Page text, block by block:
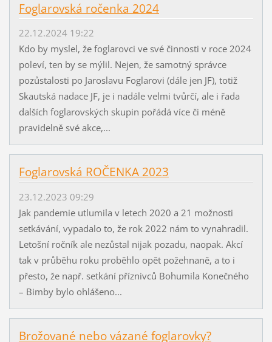
Foglarovská ročenka 2024
22.12.2024 19:22
Kdo by myslel, že foglarovci ve své činnosti v roce 2024
poleví, ten by se mýlil. Nejen, že samotný správce
pozůstalosti po Jaroslavu Foglarovi (dále jen JF), totiž
Skautská nadace JF, je i nadále velmi tvůrčí, ale i řada
dalších foglarovských skupin pořádá více či méně
pravidelně své akce,...
Foglarovská ROČENKA 2023
23.12.2023 09:29
Jak pandemie utlumila v letech 2020 a 21 možnosti
setkávání, vypadalo to, že rok 2022 nám to vynahradil.
Letošní ročník ale nezůstal nijak pozadu, naopak. Akcí
tak v průběhu roku proběhlo opět požehnaně, a to i
přesto, že např. setkání příznivců Bohumila Konečného
– Bimby bylo ohlášeno...
Brožované nebo vázané foglarovky?